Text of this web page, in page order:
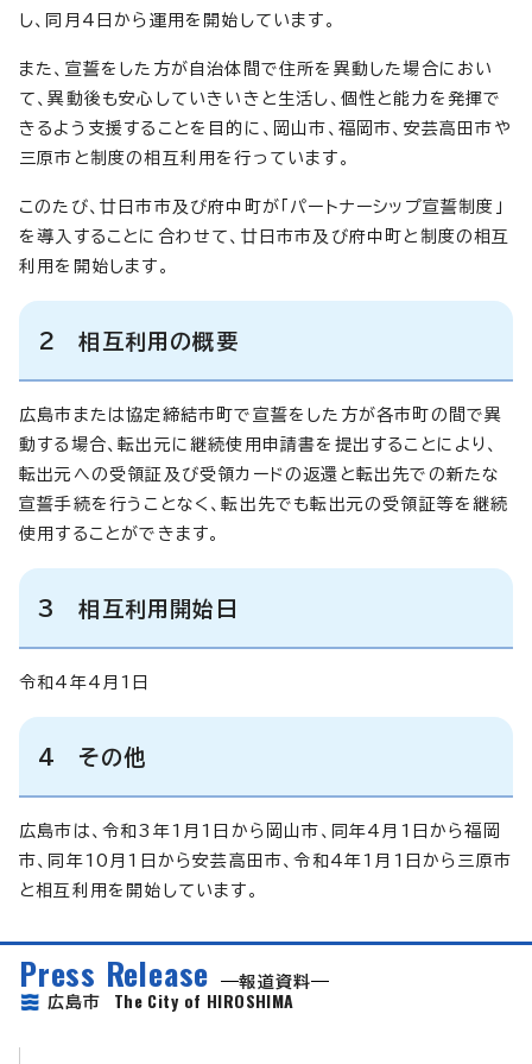
し、同月4日から運用を開始しています。
また、宣誓をした方が自治体間で住所を異動した場合におい
て、異動後も安心していきいきと生活し、個性と能力を発揮で
きるよう支援することを目的に、岡山市、福岡市、安芸高田市や
三原市と制度の相互利用を行っています。
このたび、廿日市市及び府中町が「パートナーシップ宣誓制度」
を導入することに合わせて、廿日市市及び府中町と制度の相互
利用を開始します。
2 相互利用の概要
広島市または協定締結市町で宣誓をした方が各市町の間で異
動する場合、転出元に継続使用申請書を提出することにより、
転出元への受領証及び受領カードの返還と転出先での新たな
宣誓手続を行うことなく、転出先でも転出元の受領証等を継続
使用することができます。
3 相互利用開始日
令和4年4月1日
4 その他
広島市は、令和3年1月1日から岡山市、同年4月1日から福岡
市、同年10月1日から安芸高田市、令和4年1月1日から三原市
と相互利用を開始しています。
Press Release
報道資料
広島市 The City of HIROSHIMA